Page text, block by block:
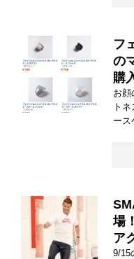
フ
の
購
お顔
ト
ース
場
ア
9/15